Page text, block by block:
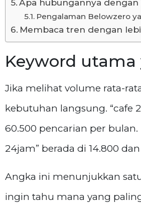
Apa hubungannya
Pengalaman Belowzero
Membaca tren dengan
Keyword
Jika melihat volume rata-
kebutuhan langsung. “cafe
60.500 pencarian per bulan.
24jam” berada di 14.800
Angka ini menunjukkan
ingin tahu mana yang